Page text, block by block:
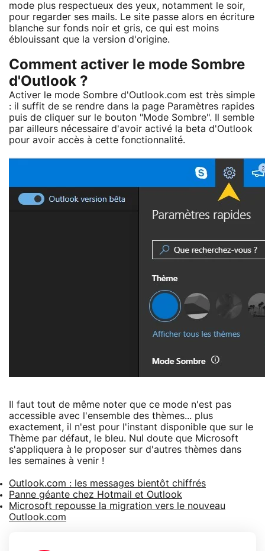
mode plus respectueux des yeux, notamment le soir,
pour regarder ses mails. Le site passe alors en écriture
blanche sur fonds noir et gris, ce qui est moins
éblouissant que la version d'origine.
Comment activer le mode Sombre
d'Outlook ?
Activer le mode Sombre d'Outlook.com est très simple
: il suffit de se rendre dans la page Paramètres rapides
puis de cliquer sur le bouton "Mode Sombre". Il semble
par ailleurs nécessaire d'avoir activé la beta d'Outlook
pour avoir accès à cette fonctionnalité.
Il faut tout de même noter que ce mode n'est pas
accessible avec l'ensemble des thèmes... plus
exactement, il n'est pour l'instant disponible que sur le
Thème par défaut, le bleu. Nul doute que Microsoft
s'appliquera à le proposer sur d'autres thèmes dans
les semaines à venir !
Outlook.com : les messages bientôt chiffrés
Panne géante chez Hotmail et Outlook
Microsoft repousse la migration vers le nouveau
Outlook.com